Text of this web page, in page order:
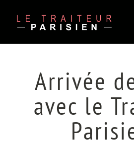
contenu
Arrivée
avec le